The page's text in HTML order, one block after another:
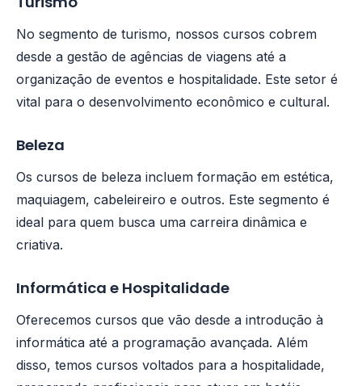
No segmento de turismo, nossos cursos cobrem
desde a gestão de agências de viagens até a
organização de eventos e hospitalidade. Este setor é
vital para o desenvolvimento econômico e cultural.
Beleza
Os cursos de beleza incluem formação em estética,
maquiagem, cabeleireiro e outros. Este segmento é
ideal para quem busca uma carreira dinâmica e
criativa.
Informática e Hospitalidade
Oferecemos cursos que vão desde a introdução à
informática até a programação avançada. Além
disso, temos cursos voltados para a hospitalidade,